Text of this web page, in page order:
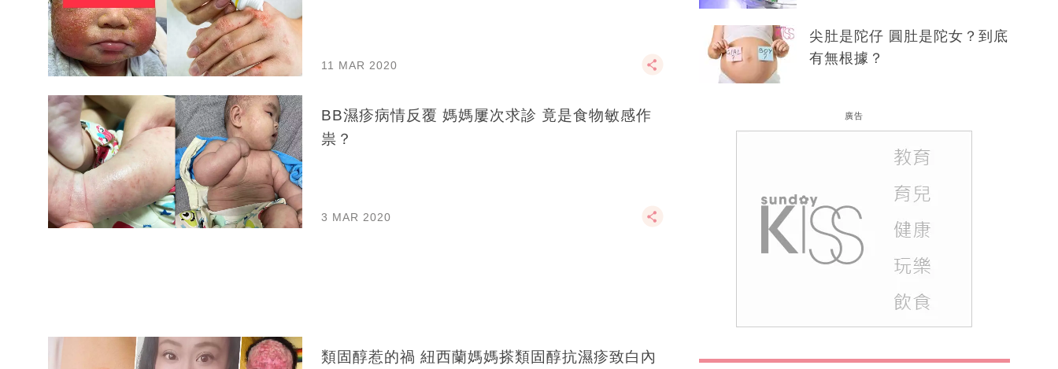
11 MAR 2020
BB濕疹病情反覆 媽媽屢次求診 竟是食物敏感作
祟？
3 MAR 2020
類固醇惹的禍 紐西蘭媽媽搽類固醇抗濕疹致白內
尖肚是陀仔 圓肚是陀女？到底
有無根據？
廣告